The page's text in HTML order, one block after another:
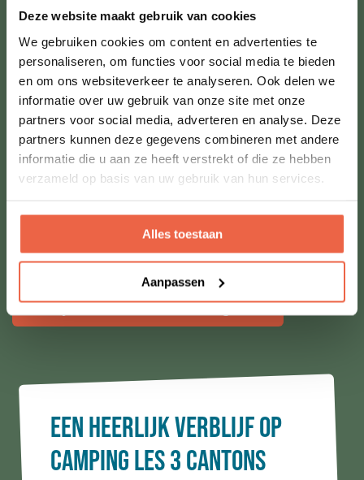
Deze website maakt gebruik van cookies
We gebruiken cookies om content en advertenties te
personaliseren, om functies voor social media te bieden
en om ons websiteverkeer te analyseren. Ook delen we
informatie over uw gebruik van onze site met onze
partners voor social media, adverteren en analyse. Deze
partners kunnen deze gegevens combineren met andere
informatie die u aan ze heeft verstrekt of die ze hebben
verzameld op basis van uw gebruik van hun services.
Alles toestaan
Aanpassen
Kleinschalige campings met rust, ruimte
en veel privacy
Alle locaties persoonlijk geselecteerd door
Rink-Jan
Comfort van thuis, midden in de natuur
Ideaal voor gezinnen, koppels en
Bekijk al onze bestemmingen
Een heerlijk verblijf op
Camping Les 3 Cantons
de